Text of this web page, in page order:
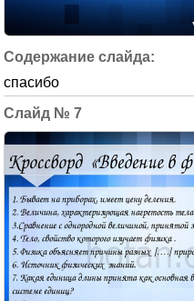
спасибо
7